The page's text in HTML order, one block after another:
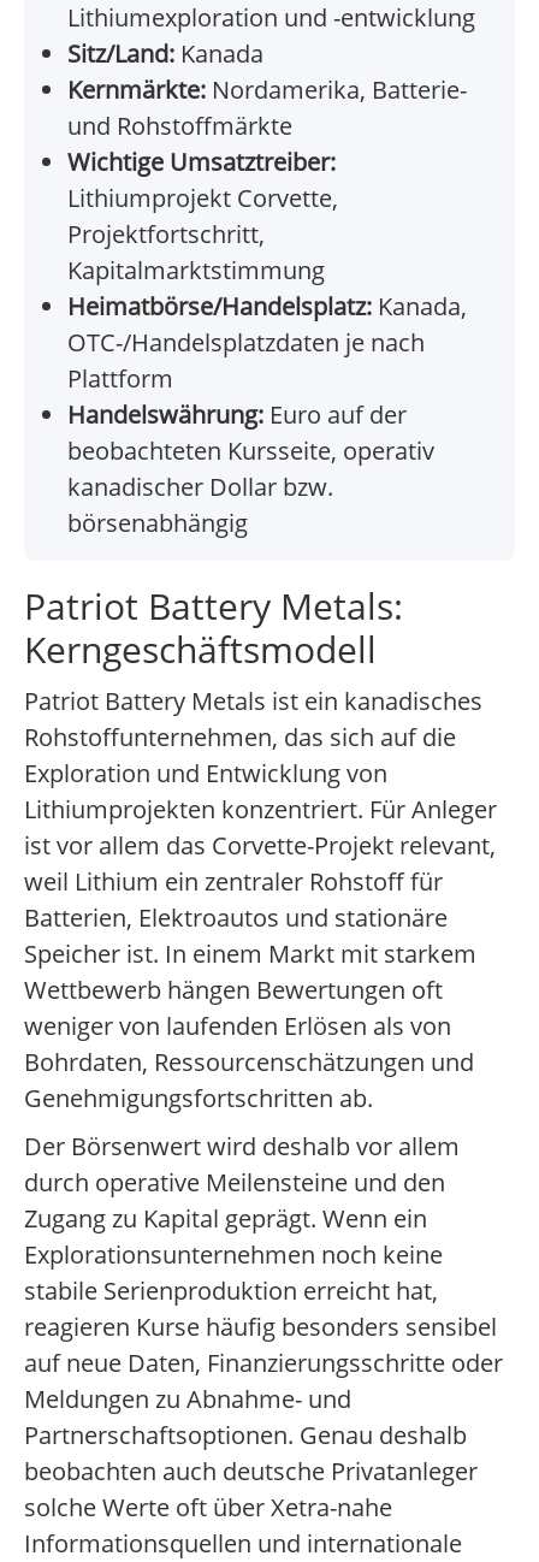
Lithiumexploration und -entwicklung
Sitz/Land: Kanada
Kernmärkte: Nordamerika, Batterie-
und Rohstoffmärkte
Wichtige Umsatztreiber:
Lithiumprojekt Corvette,
Projektfortschritt,
Kapitalmarktstimmung
Heimatbörse/Handelsplatz: Kanada,
OTC-/Handelsplatzdaten je nach
Plattform
Handelswährung: Euro auf der
beobachteten Kursseite, operativ
kanadischer Dollar bzw.
börsenabhängig
Patriot Battery Metals:
Kerngeschäftsmodell
Patriot Battery Metals ist ein kanadisches
Rohstoffunternehmen, das sich auf die
Exploration und Entwicklung von
Lithiumprojekten konzentriert. Für Anleger
ist vor allem das Corvette-Projekt relevant,
weil Lithium ein zentraler Rohstoff für
Batterien, Elektroautos und stationäre
Speicher ist. In einem Markt mit starkem
Wettbewerb hängen Bewertungen oft
weniger von laufenden Erlösen als von
Bohrdaten, Ressourcenschätzungen und
Genehmigungsfortschritten ab.
Der Börsenwert wird deshalb vor allem
durch operative Meilensteine und den
Zugang zu Kapital geprägt. Wenn ein
Explorationsunternehmen noch keine
stabile Serienproduktion erreicht hat,
reagieren Kurse häufig besonders sensibel
auf neue Daten, Finanzierungsschritte oder
Meldungen zu Abnahme- und
Partnerschaftsoptionen. Genau deshalb
beobachten auch deutsche Privatanleger
solche Werte oft über Xetra-nahe
Informationsquellen und internationale